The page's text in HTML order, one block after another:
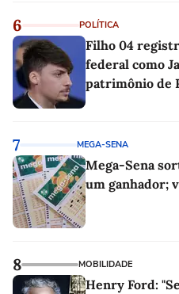
6 POLÍTICA
Filho 04
federal como
patrimônio de
7 MEGA-SENA
Mega-Sena
um ganhador;
8 MOBILIDADE
Henry Ford: